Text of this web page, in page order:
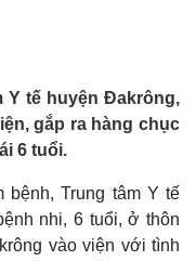
thời tiết
làm
đảo
Y tế huyện Đakrông,
gắp ra hàng chục
6 tuổi.
bệnh, Trung tâm Y tế
nhi, 6 tuổi, ở thôn
vào viện với tình